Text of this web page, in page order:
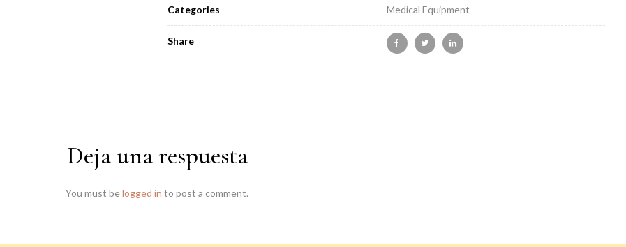
Categories Medical Equipment
Share
Deja una respuesta
You must belogged in to post a comment.